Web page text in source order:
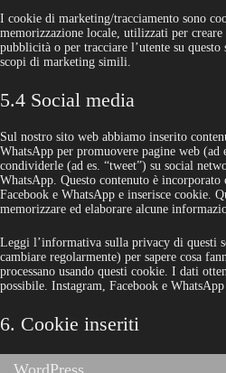
I cookie di marketing/tracciamento sono
memorizzazione locale, utilizzati per
pubblicità o per tracciare l’utente su
scopi di marketing simili.
5.4 Social media
Sul nostro sito web abbiamo inserito
WhatsApp per promuovere pagine web (ad
condividerle (ad es. “tweet”) su social
WhatsApp. Questo contenuto è
Facebook e WhatsApp e inserisce cookie.
memorizzare ed elaborare alcune
Leggi l’informativa sulla privacy di questi
cambiare regolarmente) per sapere cosa
processano usando questi cookie. I dati
possibile. Instagram, Facebook e
6. Cookie inseriti
WordPress